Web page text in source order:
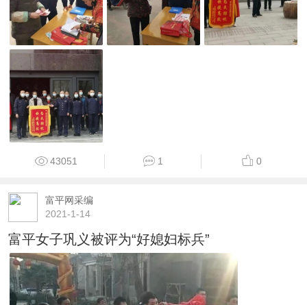
43051 1 0
富平网采编
2021-1-14
富平女子巩义被评为“好媳妇标兵”